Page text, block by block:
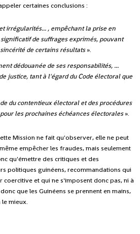
certaines conclusions :
irrégularités... , empêchant la prise en
de suffrages exprimés, pouvant
de certains résultats».
dédouanée de ses responsabilités, ...
justice, tant à l'égard du Code électoral que
du contentieux électoral et des procédures
les prochaines échéances électorales».
Mission ne fait qu'observer, elle ne peut
empêcher les fraudes, mais seulement
qu'émettre des critiques et des
politiques guinéens, recommandations qui
coercitive et qui ne s'imposent donc pas, ni à
que les Guinéens se prennent en mains,
mieux.